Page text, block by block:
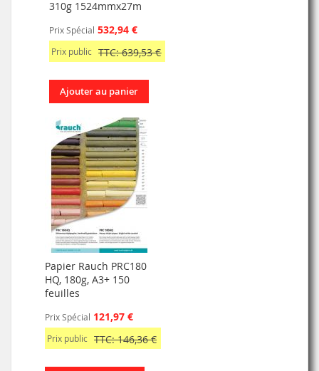
310g 1524mmx27m
Prix Spécial 532,94 €
Prix public TTC: 639,53 €
Ajouter au panier
Papier Rauch PRC180
HQ, 180g, A3+ 150
feuilles
Prix Spécial 121,97 €
Prix public TTC: 146,36 €